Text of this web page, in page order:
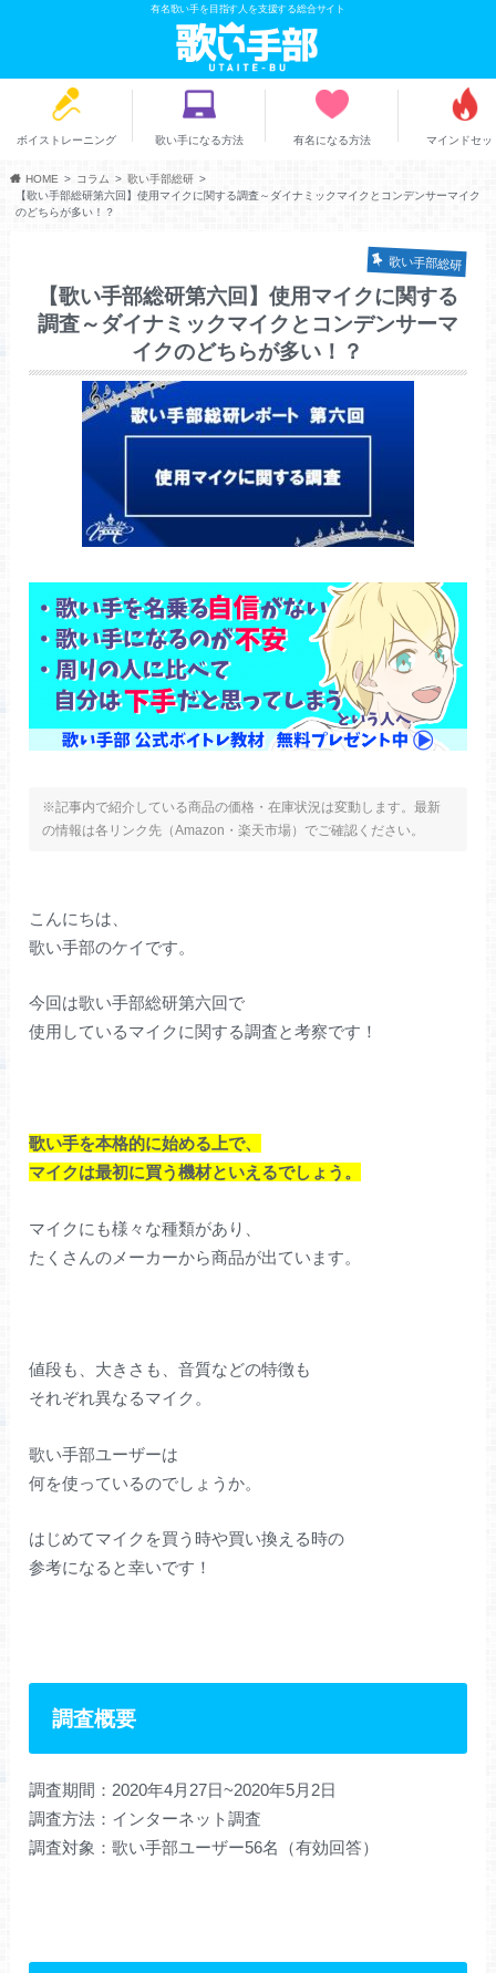
有名歌い手を目指す人を支援する総合サイト
ボイストレーニング 歌い手になる方法 有名になる方法 マインドセッ
HOME コラム
歌い手部総研
【歌い手部総研第六回】使用マイクに関する調査～ダイナミックマイクとコンデンサーマイク
のどちらが多い！？
歌い手部総研
【歌い手部総研第六回】使用マイクに関する
調査～ダイナミックマイクとコンデンサーマ
イクのどちらが多い！？
※記事内で紹介している商品の価格・在庫状況は変動します。最新
の情報は各リンク先（Amazon・楽天市場）でご確認ください。
こんにちは、
歌い手部のケイです。
今回は歌い手部総研第六回で
使用しているマイクに関する調査と考察です！
歌い手を本格的に始める上で、
マイクは最初に買う機材といえるでしょう。
マイクにも様々な種類があり、
たくさんのメーカーから商品が出ています。
値段も、大きさも、音質などの特徴も
それぞれ異なるマイク。
歌い手部ユーザーは
何を使っているのでしょうか。
はじめてマイクを買う時や買い換える時の
参考になると幸いです！
調査概要
調査期間：2020年4月27日~2020年5月2日
調査方法：インターネット調査
調査対象：歌い手部ユーザー56名（有効回答）